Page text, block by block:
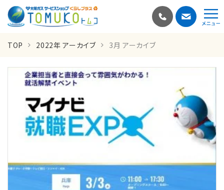
TOP 2022年 アーカイブ 3月 アーカイブ